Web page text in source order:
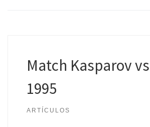
Match Kasparov
1995
ARTÍCULOS